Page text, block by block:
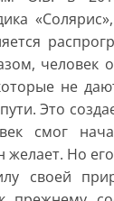
человек
не
Это
смог
Но
своей